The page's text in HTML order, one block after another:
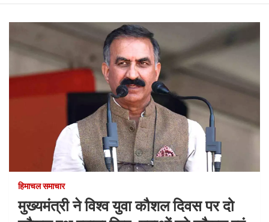
हिमाचल समाचार
मुख्यमंत्री ने विश्व युवा कौशल दिवस पर दो